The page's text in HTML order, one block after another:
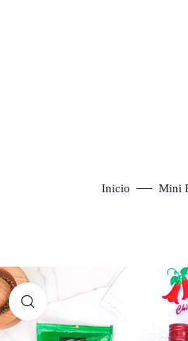
Inicio Mini
Click to enlarge